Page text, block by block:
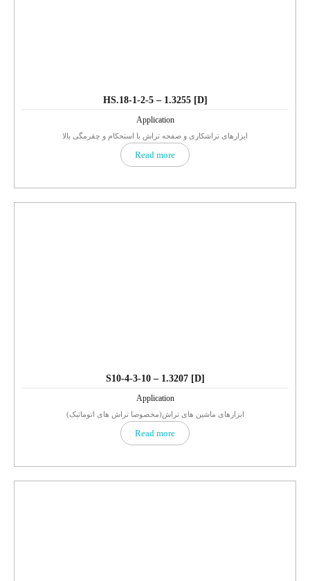
HS.18-1-2-5 – 1.3255 [D]
Application
ابزارهای تراشکاری و صفحه تراش با استحکام و چقرمگی بالا
Read more
S10-4-3-10 – 1.3207 [D]
Application
ابزارهای ماشین های تراش(مخصوصا تراش های اتوماتیک)
Read more